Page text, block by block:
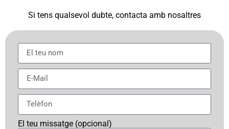
Si tens qualsevol dubte, contacta amb nosaltres
El teu missatge (opcional)